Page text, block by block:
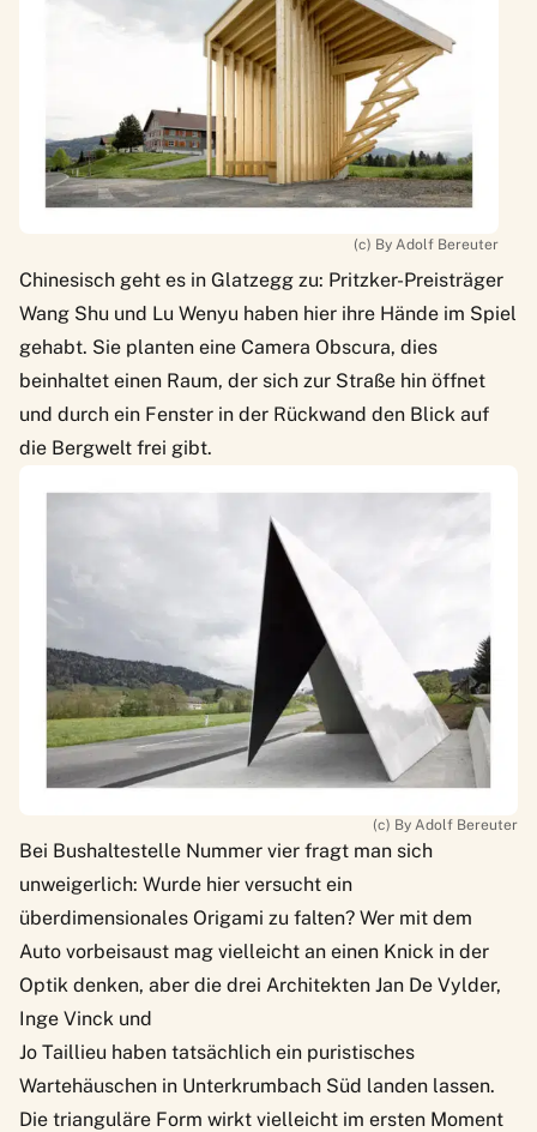
(c) By Adolf Bereuter
Chinesisch geht es in Glatzegg zu: Pritzker-Preisträger
Wang Shu und Lu Wenyu haben hier ihre Hände im Spiel
gehabt. Sie planten eine Camera Obscura, dies
beinhaltet einen Raum, der sich zur Straße hin öffnet
und durch ein Fenster in der Rückwand den Blick auf
die Bergwelt frei gibt.
(c) By Adolf Bereuter
Bei Bushaltestelle Nummer vier fragt man sich
unweigerlich: Wurde hier versucht ein
überdimensionales Origami zu falten? Wer mit dem
Auto vorbeisaust mag vielleicht an einen Knick in der
Optik denken, aber die drei Architekten Jan De Vylder,
Inge Vinck und
Jo Taillieu haben tatsächlich ein puristisches
Wartehäuschen in Unterkrumbach Süd landen lassen.
Die trianguläre Form wirkt vielleicht im ersten Moment